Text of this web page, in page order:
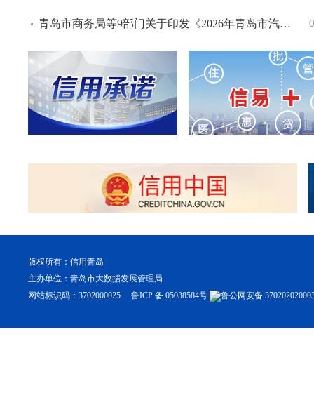
青岛市商务局等9部门关于印发《2026年青岛市汽车以旧换新补贴实施细则》的通知
版权所有：信用青岛
主办单位：青岛市大数据发展管理局
网站标识码：3702000025 鲁ICP 备 05038584号 鲁公网安备